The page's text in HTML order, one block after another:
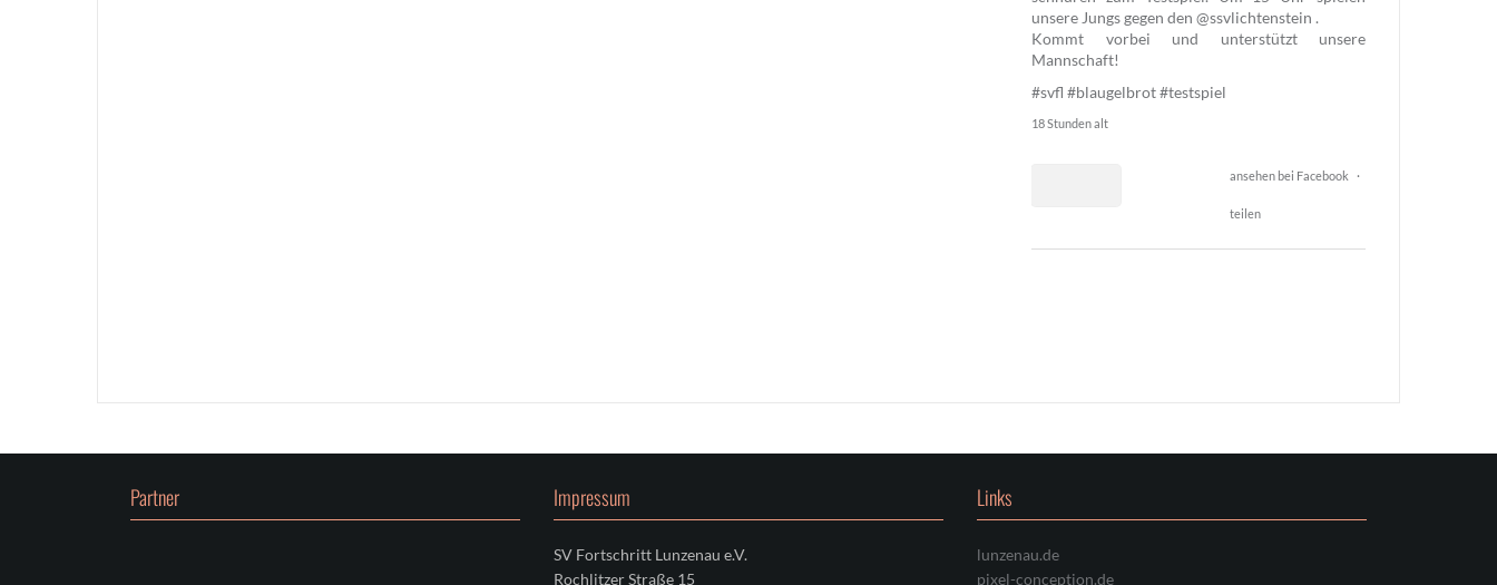
unsere Jungs gegen den @ssvlichtenstein .
Kommt vorbei und unterstützt unsere
Mannschaft!
#svfl #blaugelbrot#testspiel
18 Stunden alt
ansehen bei Facebook ·
teilen
Partner Impressum
SV Fortschritt Lunzenau e.V.
Rochlitzer Straße 15
Links
lunzenau.de
pixel-conception.de